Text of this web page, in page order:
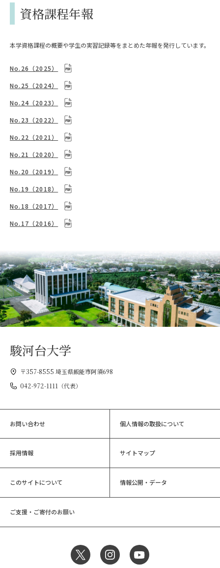
資格課程年報
本学資格課程の概要や学生の実習記録等をまとめた年報を発行しています。
No.26（2025）
No.25（2024）
No.24（2023）
No.23（2022）
No.22（2021）
No.21（2020）
No.20（2019）
No.19（2018）
No.18（2017）
No.17（2016）
駿河台大学
〒357-8555 埼玉県飯能市阿須698
042-972-1111（代表）
お問い合わせ 個人情報の取扱について
採用情報 サイトマップ
このサイトについて 情報公開・データ
ご支援・ご寄付のお願い